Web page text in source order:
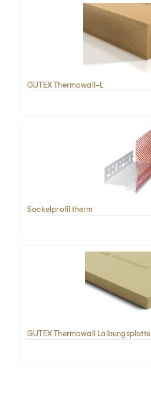
GUTEX Thermowall-L
Sockelprofil therm
GUTEX Thermowall Laibungsplatte